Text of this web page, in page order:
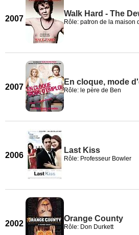
2007
Walk Hard - The
Rôle: patron de la maison
2007
En cloque, mode
Rôle: le père de Ben
2006
Last Kiss
Rôle: Professeur Bowler
2002
Orange County
Rôle: Don Durkett